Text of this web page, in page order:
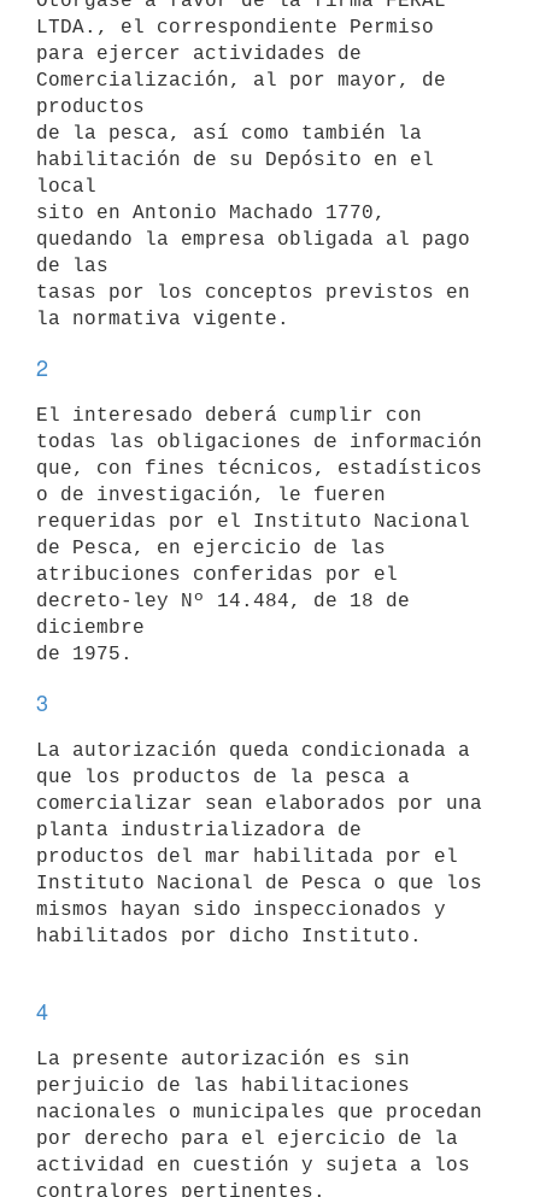
LTDA., el correspondiente Permiso
para ejercer actividades de
Comercialización, al por mayor, de
productos
de la pesca, así como también la
habilitación de su Depósito en el
local
sito en Antonio Machado 1770,
quedando la empresa obligada al pago
de las
tasas por los conceptos previstos en
2
El interesado deberá cumplir con
todas las obligaciones de información
que, con fines técnicos, estadísticos
o de investigación, le fueren
requeridas por el Instituto Nacional
de Pesca, en ejercicio de las
atribuciones conferidas por el
decreto-ley Nº 14.484, de 18 de
diciembre
3
La autorización queda condicionada a
que los productos de la pesca a
comercializar sean elaborados por una
planta industrializadora de
productos del mar habilitada por el
Instituto Nacional de Pesca o que los
mismos hayan sido inspeccionados y
habilitados por dicho Instituto.
4
La presente autorización es sin
perjuicio de las habilitaciones
nacionales o municipales que procedan
por derecho para el ejercicio de la
actividad en cuestión y sujeta a los
contralores pertinentes.